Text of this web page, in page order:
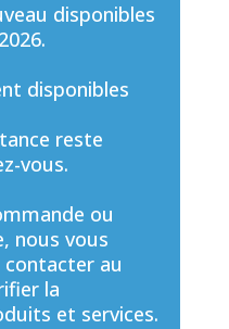
disponibles
disponibles
reste
vous.
ou
nous vous
contacter au
la
et services.